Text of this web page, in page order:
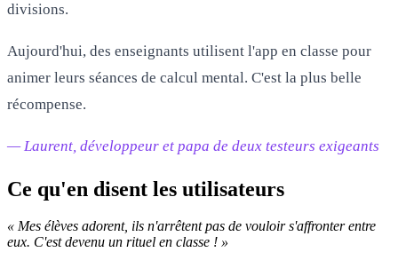
divisions.
Aujourd'hui, des enseignants utilisent l'app en classe pour
animer leurs séances de calcul mental. C'est la plus belle
récompense.
— Laurent, développeur et papa de deux testeurs exigeants
Ce qu'en disent les utilisateurs
« Mes élèves adorent, ils n'arrêtent pas de vouloir s'affronter entre
eux. C'est devenu un rituel en classe ! »